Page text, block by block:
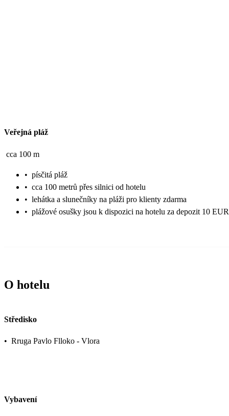
Veřejná pláž
cca 100 m
• písčitá pláž
• cca 100 metrů přes silnici od hotelu
• lehátka a slunečníky na pláži pro klienty zdarma
• plážové osušky jsou k dispozici na hotelu za depozit 10 EUR
O hotelu
Středisko
• Rruga Pavlo Flloko - Vlora
Vybavení